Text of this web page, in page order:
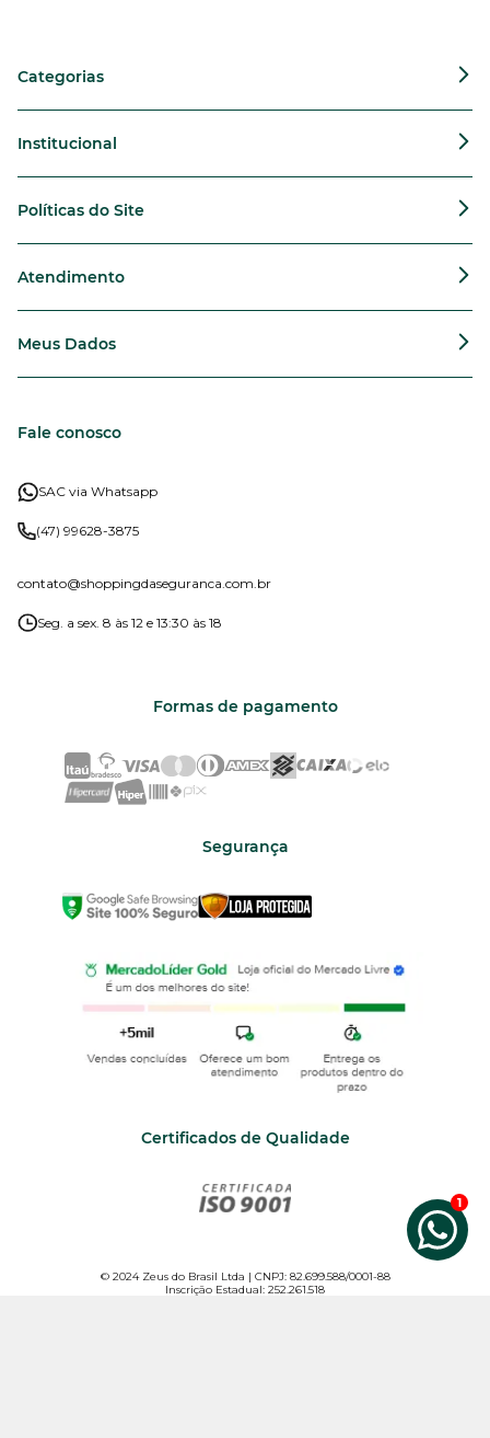
Categorias
Institucional
Políticas do Site
Atendimento
Meus Dados
Fale conosco
SAC via Whatsapp
(47) 99628-3875
contato@shoppingdaseguranca.com.br
Seg. a sex. 8 às 12 e 13:30 às 18
Formas de pagamento
Segurança
Certificados de Qualidade
© 2024 Zeus do Brasil Ltda | CNPJ: 82.699.588/0001-88
Inscrição Estadual: 252.261.518